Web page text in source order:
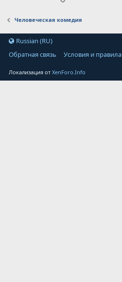
Человеческая комедия
Russian (RU)
Обратная связь
Условия и правила
Локализация отXenForo.Info